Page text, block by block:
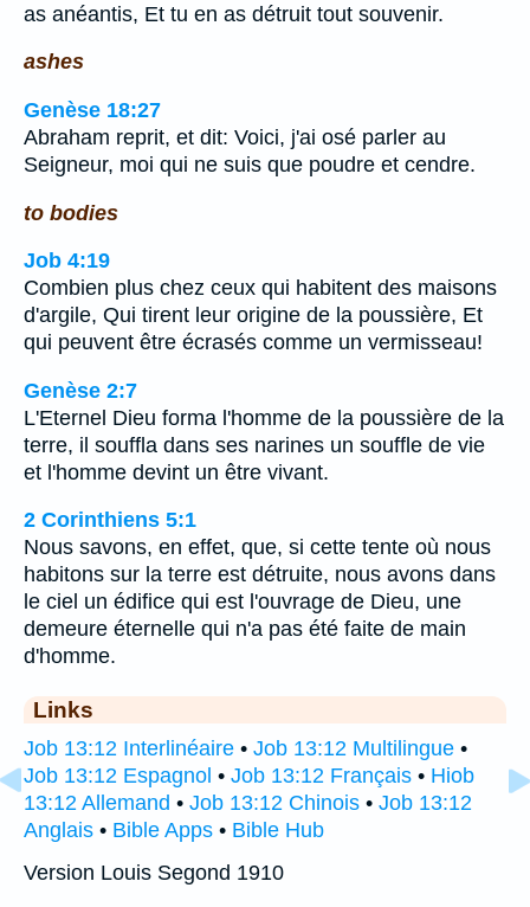
as anéantis, Et tu en as détruit tout souvenir.
ashes
Genèse 18:27
Abraham reprit, et dit: Voici, j'ai osé parler au
Seigneur, moi qui ne suis que poudre et cendre.
to bodies
Job 4:19
Combien plus chez ceux qui habitent des maisons
d'argile, Qui tirent leur origine de la poussière, Et
qui peuvent être écrasés comme un vermisseau!
Genèse 2:7
L'Eternel Dieu forma l'homme de la poussière de la
terre, il souffla dans ses narines un souffle de vie
et l'homme devint un être vivant.
2 Corinthiens 5:1
Nous savons, en effet, que, si cette tente où nous
habitons sur la terre est détruite, nous avons dans
le ciel un édifice qui est l'ouvrage de Dieu, une
demeure éternelle qui n'a pas été faite de main
d'homme.
Links
Job 13:12 Interlinéaire • Job 13:12 Multilingue •
Job 13:12 Espagnol • Job 13:12 Français • Hiob
13:12 Allemand • Job 13:12 Chinois • Job 13:12
Anglais • Bible Apps • Bible Hub
Version Louis Segond 1910